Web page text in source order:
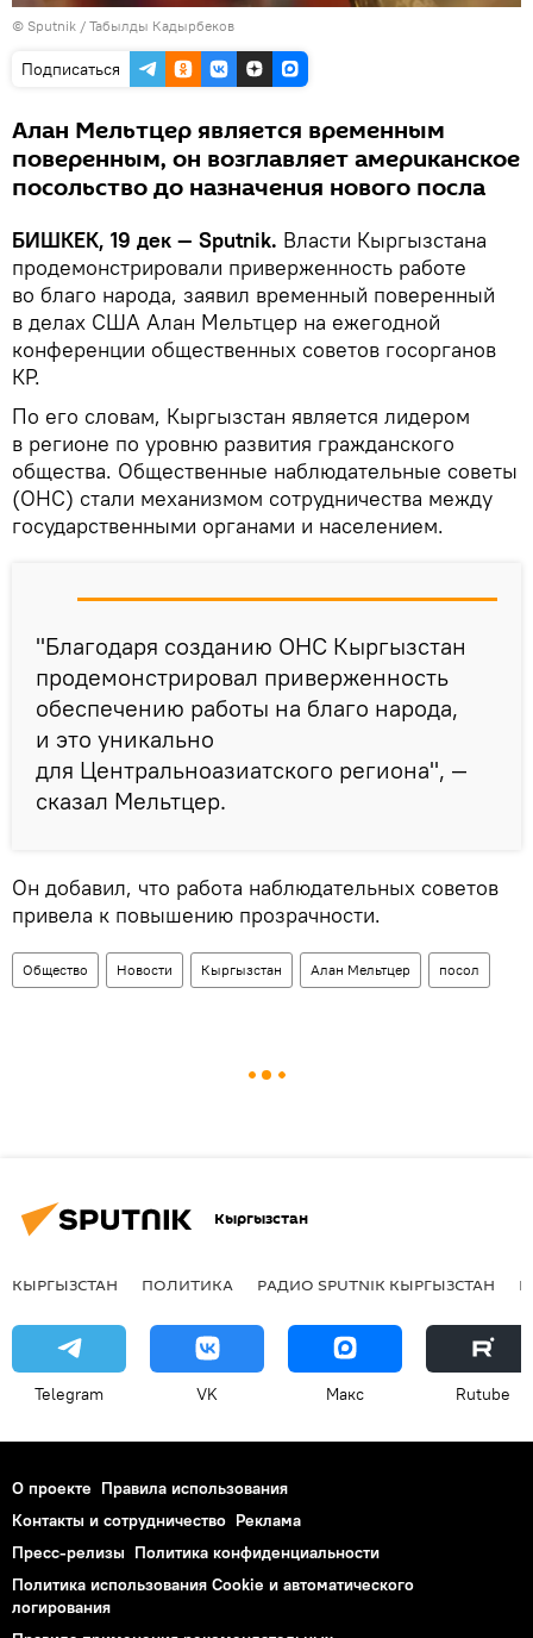
© Sputnik / Табылды Кадырбеков
Подписаться
Алан Мельтцер является временным
поверенным, он возглавляет американское
посольство до назначения нового посла
БИШКЕК, 19 дек — Sputnik. Власти Кыргызстана
продемонстрировали приверженность работе
во благо народа, заявил временный поверенный
в делах США Алан Мельтцер на ежегодной
конференции общественных советов госорганов
КР.
По его словам, Кыргызстан является лидером
в регионе по уровню развития гражданского
общества. Общественные наблюдательные советы
(ОНС) стали механизмом сотрудничества между
государственными органами и населением.
"Благодаря созданию ОНС Кыргызстан
продемонстрировал приверженность
обеспечению работы на благо народа,
и это уникально
для Центральноазиатского региона", —
сказал Мельтцер.
Он добавил, что работа наблюдательных советов
привела к повышению прозрачности.
Общество Новости Кыргызстан Алан Мельтцер посол
Кыргызстан
КЫРГЫЗСТАН ПОЛИТИКА РАДИО SPUTNIK КЫРГЫЗСТАН
Telegram VK Макс Rutube
О проекте Правила использования
Контакты и сотрудничество Реклама
Пресс-релизы Политика конфиденциальности
Политика использования Cookie и автоматического
логирования